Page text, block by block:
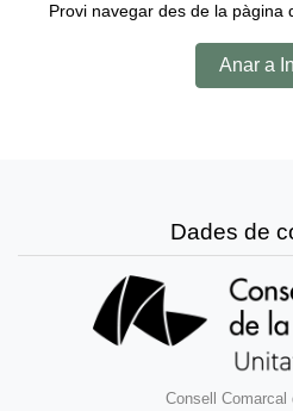
Provi navegar des de la pàgina
Anar a
Dades de
Consell Comarcal